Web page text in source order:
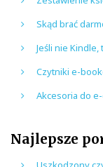
Skąd brać
Jeśli nie Kindle,
Czytniki e-
Akcesoria do
Najlepsze